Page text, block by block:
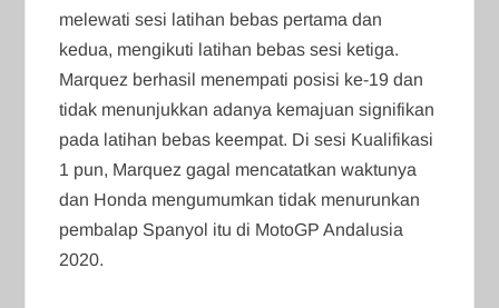
melewati sesi latihan bebas pertama dan
kedua, mengikuti latihan bebas sesi ketiga.
Marquez berhasil menempati posisi ke-19 dan
tidak menunjukkan adanya kemajuan signifikan
pada latihan bebas keempat. Di sesi Kualifikasi
1 pun, Marquez gagal mencatatkan waktunya
dan Honda mengumumkan tidak menurunkan
pembalap Spanyol itu di MotoGP Andalusia
2020.